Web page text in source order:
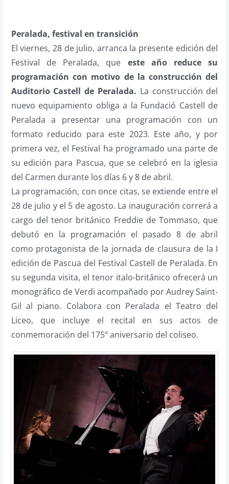
Peralada, festival en transición
El viernes, 28 de julio, arranca la presente edición del
Festival de Peralada, que este año reduce su
programación con motivo de la construcción del
Auditorio Castell de Peralada. La construcción del
nuevo equipamiento obliga a la Fundació Castell de
Peralada a presentar una programación con un
formato reducido para este 2023. Este año, y por
primera vez, el Festival ha programado una parte de
su edición para Pascua, que se celebró en la iglesia
del Carmen durante los días 6 y 8 de abril.
La programación, con once citas, se extiende entre el
28 de julio y el 5 de agosto. La inauguración correrá a
cargo del tenor británico Freddie de Tommaso, que
debutó en la programación el pasado 8 de abril
como protagonista de la jornada de clausura de la I
edición de Pascua del Festival Castell de Peralada. En
su segunda visita, el tenor italo-británico ofrecerá un
monográfico de Verdi acompañado por Audrey Saint-
Gil al piano. Colabora con Peralada el Teatro del
Liceo, que incluye el recital en sus actos de
conmemoración del 175º aniversario del coliseo.